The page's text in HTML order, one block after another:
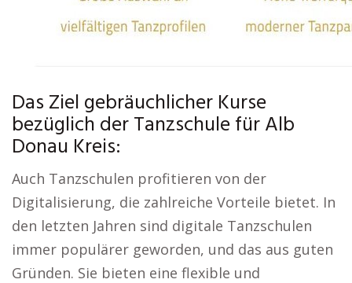
Das Ziel gebräuchlicher Kurse
bezüglich der Tanzschule für Alb
Donau Kreis:
Auch Tanzschulen profitieren von der
Digitalisierung, die zahlreiche Vorteile bietet. In
den letzten Jahren sind digitale Tanzschulen
immer populärer geworden, und das aus guten
Gründen. Sie bieten eine flexible und